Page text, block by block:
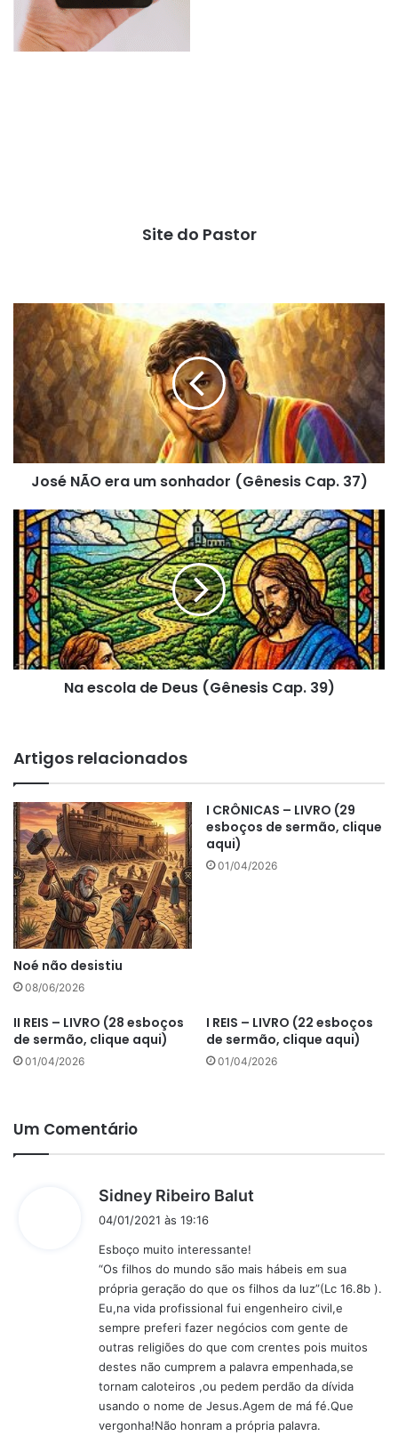
Site do Pastor
José
NÃO
um
sonhador
(Gênesis
Cap.
37)
José NÃO era um sonhador (Gênesis Cap. 37)
Na
escola
de
Deus
(Gênesis
Cap.
39)
Na escola de Deus (Gênesis Cap. 39)
Artigos relacionados
Noé não desistiu
08/06/2026
I CRÔNICAS – LIVRO (29
esboços de sermão, clique
aqui)
01/04/2026
II REIS – LIVRO (28 esboços
de sermão, clique aqui)
01/04/2026
I REIS – LIVRO (22 esboços
de sermão, clique aqui)
01/04/2026
Um Comentário
Sidney Ribeiro Balut
e
:
04/01/2021 às 19:16
Esboço muito interessante!
“Os filhos do mundo são mais hábeis em sua
própria geração do que os filhos da luz”(Lc 16.8b ).
Eu,na vida profissional fui engenheiro civil,e
sempre preferi fazer negócios com gente de
outras religiões do que com crentes pois muitos
destes não cumprem a palavra empenhada,se
tornam caloteiros ,ou pedem perdão da dívida
usando o nome de Jesus.Agem de má fé.Que
vergonha!Não honram a própria palavra.